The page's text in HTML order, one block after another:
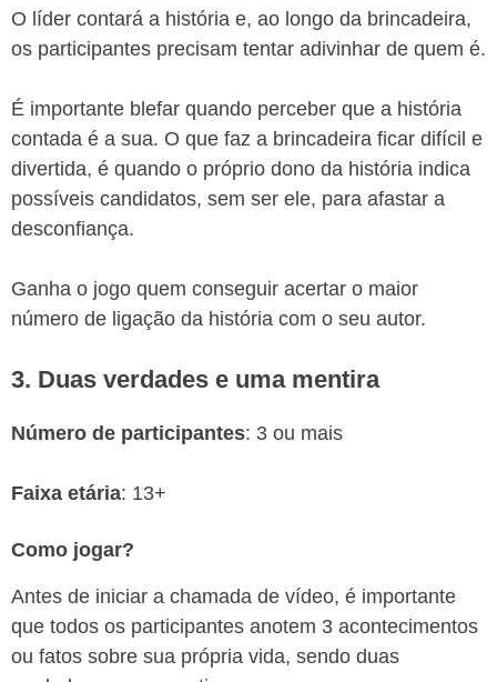
O líder contará a história e, ao longo da brincadeira,
os participantes precisam tentar adivinhar de quem é.
É importante blefar quando perceber que a história
contada é a sua. O que faz a brincadeira ficar difícil e
divertida, é quando o próprio dono da história indica
possíveis candidatos, sem ser ele, para afastar a
desconfiança.
Ganha o jogo quem conseguir acertar o maior
número de ligação da história com o seu autor.
3. Duas verdades e uma mentira
Número de participantes: 3 ou mais
Faixa etária: 13+
Como jogar?
Antes de iniciar a chamada de vídeo, é importante
que todos os participantes anotem 3 acontecimentos
ou fatos sobre sua própria vida, sendo duas